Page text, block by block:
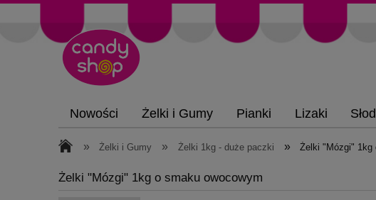
Nowości Żelki i Gumy Pianki Lizaki
» Żelki i Gumy » Żelki 1kg - duże paczki » Żelki "Mózgi" 1kg
Żelki "Mózgi" 1kg o smaku owocowym